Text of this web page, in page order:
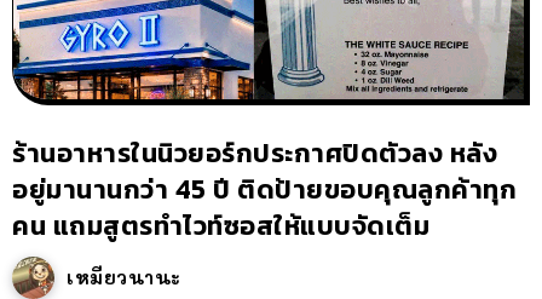
ร้านอาหารในนิวยอร์กประกาศปิดตัวลง หลัง
อยู่มานานกว่า 45 ปี ติดป้ายขอบคุณลูกค้าทุก
คน แถมสูตรทำไวท์ซอสให้แบบจัดเต็ม
เหมียวนานะ